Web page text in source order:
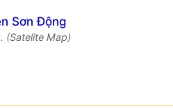
(Satelite Map)